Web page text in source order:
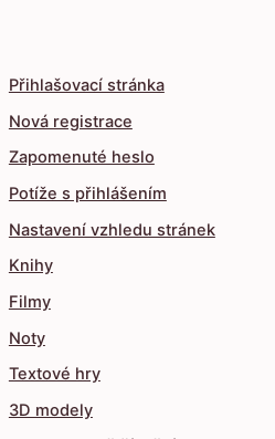
Přihlašovací stránka
Nová registrace
Zapomenuté heslo
Potíže s přihlášením
Nastavení vzhledu stránek
Knihy
Filmy
Noty
Textové hry
3D modely